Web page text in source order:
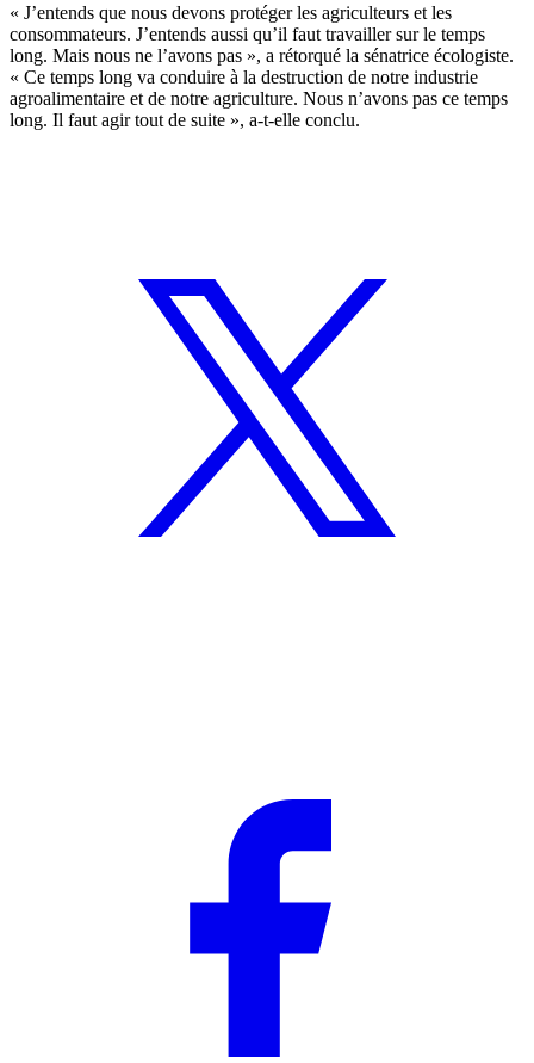
« J’entends que nous devons protéger les agriculteurs et les
consommateurs. J’entends aussi qu’il faut travailler sur le temps
long. Mais nous ne l’avons pas », a rétorqué la sénatrice écologiste.
« Ce temps long va conduire à la destruction de notre industrie
agroalimentaire et de notre agriculture. Nous n’avons pas ce temps
long. Il faut agir tout de suite », a-t-elle conclu.